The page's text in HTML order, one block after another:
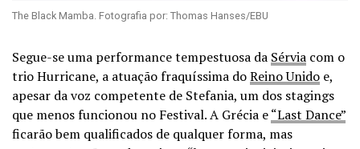
The Black Mamba. Fotografia por: Thomas Hanses/EBU
Segue-se uma performance tempestuosa da Sérvia com o
trio Hurricane, a atuação fraquíssima doReino Unido e,
apesar da voz competente de Stefania, um dos stagings
que menos funcionou no Festival. A Grécia e“Last Dance”
ficarão bem qualificados de qualquer forma, mas